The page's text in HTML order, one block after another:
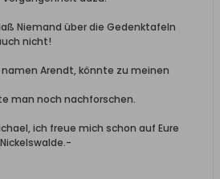
Niemand über die Gedenktafeln
nicht!
Arendt, könnte zu meinen
man noch nachforschen.
ich freue mich schon auf Eure